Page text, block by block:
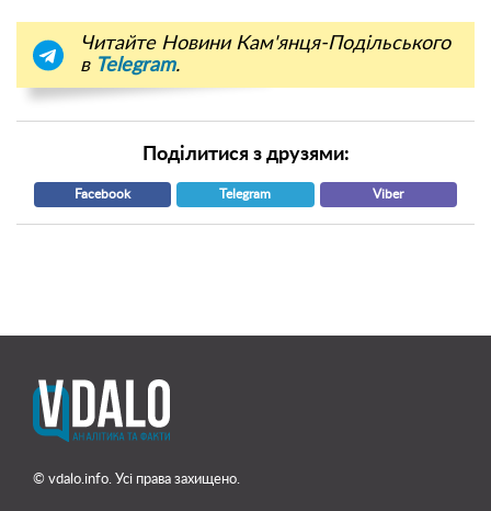
Читайте Новини Кам'янця-Подільського
в Telegram.
Поділитися з друзями:
Facebook Telegram Viber
© vdalo.info. Усі права захищено.